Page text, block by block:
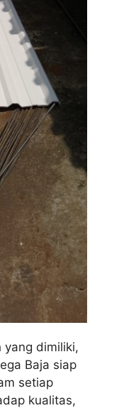
yang dimiliki,
Baja siap
setiap
kualitas,